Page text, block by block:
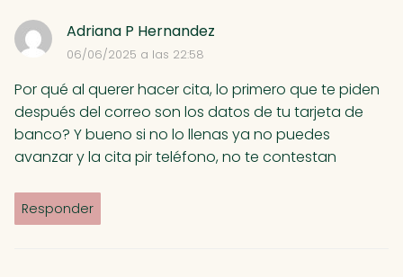
Adriana P Hernandez
06/06/2025 a las 22:58
Por qué al querer hacer cita, lo primero que te piden
después del correo son los datos de tu tarjeta de
banco? Y bueno si no lo llenas ya no puedes
avanzar y la cita pir teléfono, no te contestan
Responder